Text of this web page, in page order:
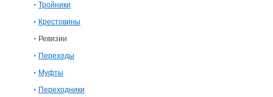
Тройники
Крестовины
Ревизии
Переходы
Муфты
Переходники